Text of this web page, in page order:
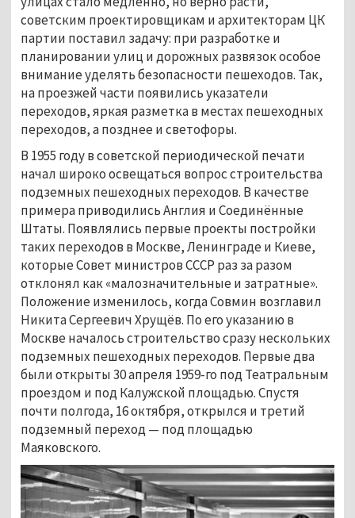
советским проектировщикам и архитекторам ЦК
партии поставил задачу: при разработке и
планировании улиц и дорожных развязок особое
внимание уделять безопасности пешеходов. Так,
на проезжей части появились указатели
переходов, яркая разметка в местах пешеходных
переходов, а позднее и светофоры.
В 1955 году в советской периодической печати
начал широко освещаться вопрос строительства
подземных пешеходных переходов. В качестве
примера приводились Англия и Соединённые
Штаты. Появлялись первые проекты постройки
таких переходов в Москве, Ленинграде и Киеве,
которые Совет министров СССР раз за разом
отклонял как «малозначительные и затратные».
Положение изменилось, когда Совмин возглавил
Никита Сергеевич Хрущёв. По его указанию в
Москве началось строительство сразу нескольких
подземных пешеходных переходов. Первые два
были открыты 30 апреля 1959-го под Театральным
проездом и под Калужской площадью. Спустя
почти полгода, 16 октября, открылся и третий
подземный переход — под площадью
Маяковского.